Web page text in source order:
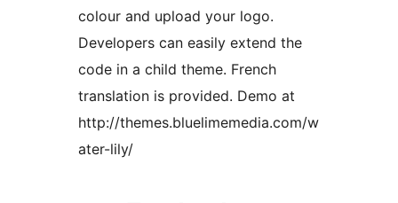
colour and upload your logo.
Developers can easily extend the
code in a child theme. French
translation is provided. Demo at
http://themes.bluelimemedia.com/w
ater-lily/